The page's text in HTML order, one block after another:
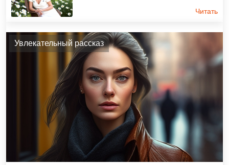
Читать
Увлекательный рассказ